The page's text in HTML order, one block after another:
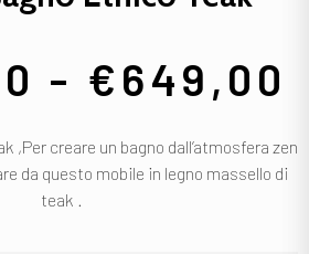
- €649,00
,Per creare un bagno dall’atmosfera zen
da questo mobile in legno massello di
teak .